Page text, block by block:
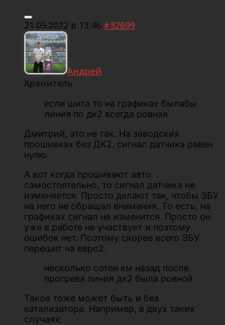
21.05.2022 в 13:46 #32699
Андрей
Хранитель
если шита то на графиках былабы
линия по дк2 всегда ровная
Дмитрий, это не так. На заводских
прошивках без ДК2, сигнал датчика равен
нулю.
А вот когда прошивают авто
самостоятельно, то сигнал датчика не
изменяется. Просто делают так, чтобы ЭБУ
на него не обращал внимания. То есть, на
графиках сигнал не изменится. Просто он
уже в работе не участвует и поэтому
ошибок нет. Поэтому скорее всего ЭБУ
перешит на евро2.
несколько сотен км назад после
прогрева линия дк2 была ровной
Такое тоже может быть и без
катализатора. Например, в двух таких
случаях: